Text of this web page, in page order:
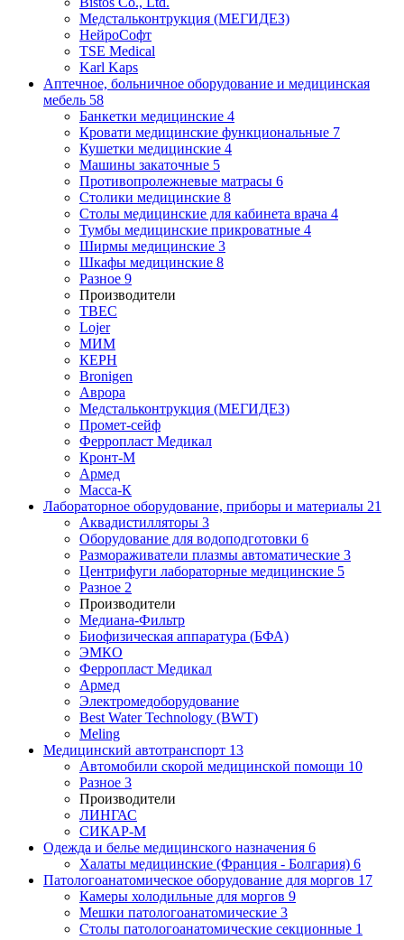
Медстальконтрукция (МЕГИДЕЗ)
НейроСофт
TSE Medical
Karl Kaps
Аптечное, больничное оборудование и медицинская
мебель 58
Банкетки медицинские 4
Кровати медицинские функциональные 7
Кушетки медицинские 4
Машины закаточные 5
Противопролежневые матрасы 6
Столики медицинские 8
Столы медицинские для кабинета врача 4
Тумбы медицинские прикроватные 4
Ширмы медицинские 3
Шкафы медицинские 8
Разное 9
Производители
ТВЕС
Lojer
МИМ
КЕРН
Bronigen
Аврора
Медстальконтрукция (МЕГИДЕЗ)
Промет-сейф
Ферропласт Медикал
Кронт-М
Армед
Масса-К
Лабораторное оборудование, приборы и материалы 21
Аквадистилляторы 3
Оборудование для водоподготовки 6
Размораживатели плазмы автоматические 3
Центрифуги лабораторные медицинские 5
Разное 2
Производители
Медиана-Фильтр
Биофизическая аппаратура (БФА)
ЭМКО
Ферропласт Медикал
Армед
Электромедоборудование
Best Water Technology (BWT)
Meling
Медицинский автотранспорт 13
Автомобили скорой медицинской помощи 10
Разное 3
Производители
ЛИНГАС
СИКАР-М
Одежда и белье медицинского назначения 6
Халаты медицинские (Франция - Болгария) 6
Патологоанатомическое оборудование для моргов 17
Камеры холодильные для моргов 9
Мешки патологоанатомические 3
Столы патологоанатомические секционные 1